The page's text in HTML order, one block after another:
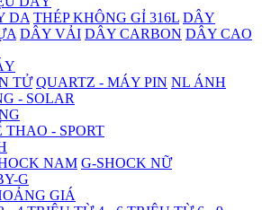
DA THÉP KHÔNG GỈ 316L DÂY
DÂY VẢI DÂY CARBON DÂY CAO
TỬ QUARTZ - MÁY PIN NL ÁNH
- SOLAR
THAO - SPORT
NAM G-SHOCK NỮ
G
GIÁ